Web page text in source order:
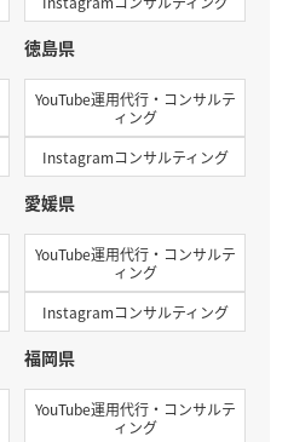
徳島県
YouTube運用代行・コンサルテ
ィング
Instagramコンサルティング
愛媛県
YouTube運用代行・コンサルテ
ィング
Instagramコンサルティング
福岡県
YouTube運用代行・コンサルテ
ィング